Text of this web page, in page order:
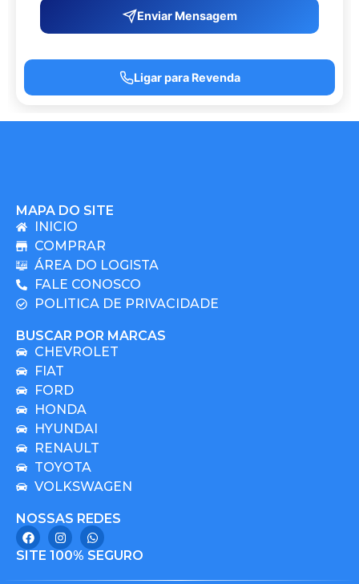
Enviar Mensagem
Ligar para Revenda
MAPA DO SITE
INICIO
COMPRAR
ÁREA DO LOGISTA
FALE CONOSCO
POLITICA DE PRIVACIDADE
BUSCAR POR MARCAS
CHEVROLET
FIAT
FORD
HONDA
HYUNDAI
RENAULT
TOYOTA
VOLKSWAGEN
NOSSAS REDES
SITE 100% SEGURO